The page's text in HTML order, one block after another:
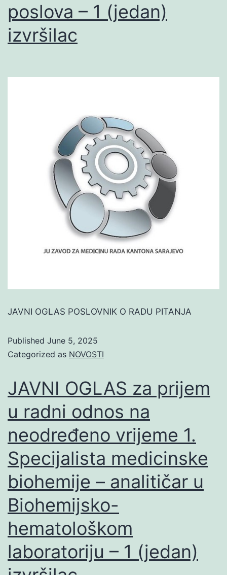
poslova – 1 (jedan)
izvršilac
JAVNI OGLAS POSLOVNIK O RADU PITANJA
Published June 5, 2025
Categorized as NOVOSTI
JAVNI OGLAS za prijem
u radni odnos na
neodređeno vrijeme 1.
Specijalista medicinske
biohemije – analitičar u
Biohemijsko-
hematološkom
laboratoriju – 1 (jedan)